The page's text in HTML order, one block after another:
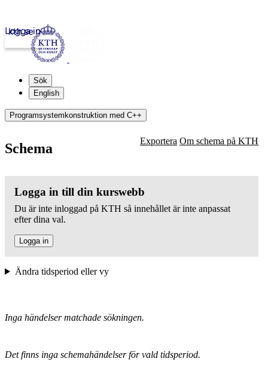
kth.se
Logga in
Sök
English
Programsystemkonstruktion med C++
Schema Exportera Om schema på KTH
Logga in till din kurswebb
Du är inte inloggad på KTH så innehållet är inte anpassat
efter dina val.
Logga in
Ändra tidsperiod eller vy
Inga händelser matchade sökningen.
Det finns inga schemahändelser för vald tidsperiod.